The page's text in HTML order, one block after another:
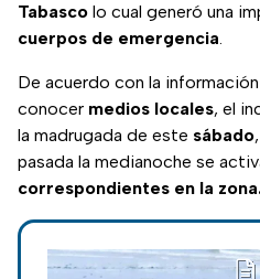
Tabasco lo cual generó una
cuerpos de emergencia.
De acuerdo con la
conocer medios locales, el
la madrugada de este sábado
pasada la medianoche se
correspondientes en la